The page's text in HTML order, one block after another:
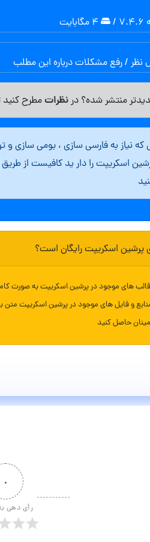
/
نظر / رفع مشکلات درباره این مطلب
منتشر شده؟ درنظراتمطرح کنید
که نیاز به فارسی سازی ، بومی سازی
اسکریپت را دار ید کافیست از طریق
پرشین اسکریپت رایگان است؟
قالب های موجود در پرشین اسکریپت به صورت
و فایل های موجود در پرشین اسکریپت متن
حاصل کنید
۰
رأی دهی